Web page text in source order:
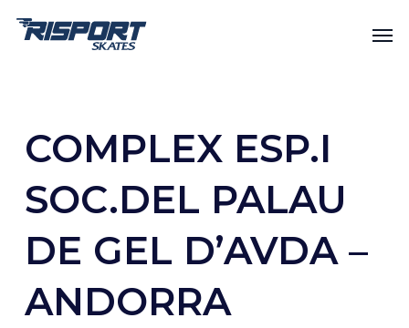
COMPLEX ESP.I
SOC.DEL PALAU
DE GEL D’AVDA –
ANDORRA